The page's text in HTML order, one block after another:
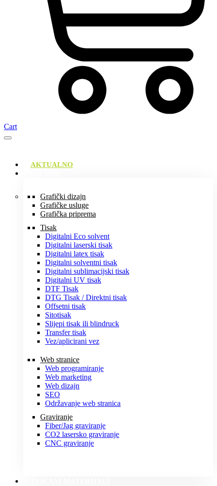
Cart
AKTUALNO
Grafički dizajn
Grafičke usluge
Grafička priprema
Tisak
Digitalni Eco solvent
Digitalni laserski tisak
Digitalni latex tisak
Digitalni solventni tisak
Digitalni sublimacijski tisak
Digitalni UV tisak
DTF Tisak
DTG Tisak / Direktni tisak
Offsetni tisak
Sitotisak
Slijepi tisak ili blindruck
Transfer tisak
Vez/aplicirani vez
Web stranice
Web programiranje
Web marketing
Web dizajn
SEO
Održavanje web stranica
Graviranje
Fiber/Jag graviranje
CO2 lasersko graviranje
CNC graviranje